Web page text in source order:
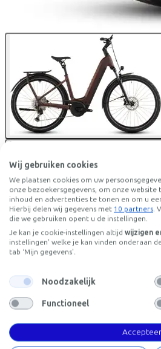
Cube
Prijs €3.599,00
Bespaar €775,05 t.o.v. koop.
Lees meer over zakelijk leasen.
Laag
Beschikbare kleuren
Wij gebruiken cookies
We plaatsen cookies om uw
onze bezoekersgegevens, om onze
inhoud en advertenties te tonen en om u
Hierbij delen wij gegevens met 10 partners.
die we gebruiken opent u de instellingen.
Je kan je cookie-instellingen altijd wijzigen
instellingen' welke je kan vinden onderaan
tab ‘Mijn gegevens'.
Noodzakelijk
Functioneel